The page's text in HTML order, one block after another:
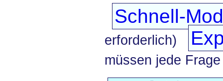
Schnell-
erforderlich)
müssen jede